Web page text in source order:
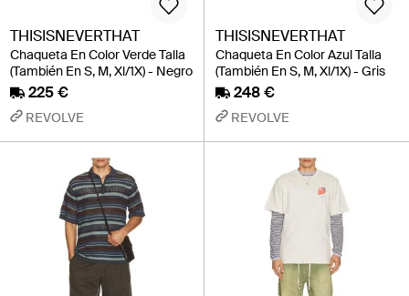
THISISNEVERTHAT
Chaqueta En Color Verde Talla
(También En S, M, Xl/1X) - Negro
225 €
REVOLVE
THISISNEVERTHAT
Chaqueta En Color Azul Talla
(También En S, M, Xl/1X) - Gris
248 €
REVOLVE